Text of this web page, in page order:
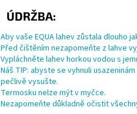
ÚDRŽBA:
Aby vaše EQUA lahev zůstala dlouho
Před čištěním nezapomeňte z lahve
Vypláchněte lahev horkou vodou s
Náš TIP: abyste se vyhnuli
pečlivě vysušte.
Termosku nelze mýt v myčce.
Nezapomeňte důkladně očistit